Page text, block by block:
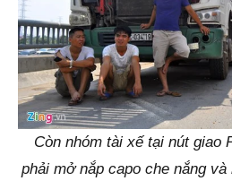
Còn nhóm tài xế tại nút giao
phải mở nắp capo che nắng